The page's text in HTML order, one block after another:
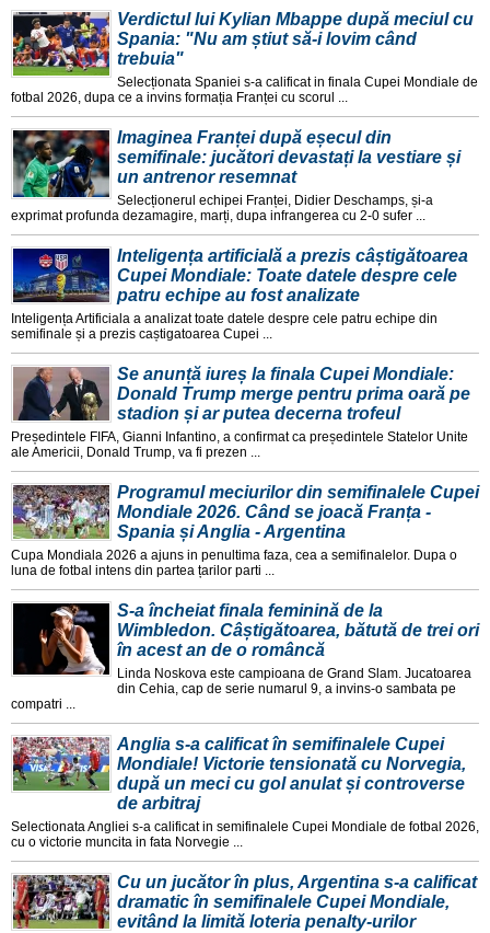
Verdictul lui Kylian Mbappe după meciul cu
Spania: "Nu am știut să-i lovim când
trebuia"
Selecționata Spaniei s-a calificat in finala Cupei Mondiale de
fotbal 2026, dupa ce a invins formația Franței cu scorul ...
Imaginea Franței după eșecul din
semifinale: jucători devastați la vestiare și
un antrenor resemnat
Selecționerul echipei Franței, Didier Deschamps, și-a
exprimat profunda dezamagire, marți, dupa infrangerea cu 2-0 sufer ...
Inteligența artificială a prezis câștigătoarea
Cupei Mondiale: Toate datele despre cele
patru echipe au fost analizate
Inteligența Artificiala a analizat toate datele despre cele patru echipe din
semifinale și a prezis caștigatoarea Cupei ...
Se anunță iureș la finala Cupei Mondiale:
Donald Trump merge pentru prima oară pe
stadion și ar putea decerna trofeul
Președintele FIFA, Gianni Infantino, a confirmat ca președintele Statelor Unite
ale Americii, Donald Trump, va fi prezen ...
Programul meciurilor din semifinalele Cupei
Mondiale 2026. Când se joacă Franța -
Spania și Anglia - Argentina
Cupa Mondiala 2026 a ajuns in penultima faza, cea a semifinalelor. Dupa o
luna de fotbal intens din partea țarilor parti ...
S-a încheiat finala feminină de la
Wimbledon. Câștigătoarea, bătută de trei ori
în acest an de o româncă
Linda Noskova este campioana de Grand Slam. Jucatoarea
din Cehia, cap de serie numarul 9, a invins-o sambata pe
compatri ...
Anglia s-a calificat în semifinalele Cupei
Mondiale! Victorie tensionată cu Norvegia,
după un meci cu gol anulat și controverse
de arbitraj
Selectionata Angliei s-a calificat in semifinalele Cupei Mondiale de fotbal 2026,
cu o victorie muncita in fata Norvegie ...
Cu un jucător în plus, Argentina s-a calificat
dramatic în semifinalele Cupei Mondiale,
evitând la limită loteria penalty-urilor